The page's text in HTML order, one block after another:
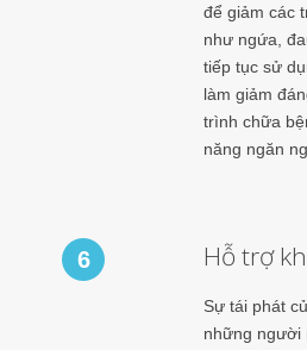
để giảm các
như ngứa,
tiếp tục sử
làm giảm
trình chữa
năng ngăn
6 Hỗ trợ
Sự tái phát
những người